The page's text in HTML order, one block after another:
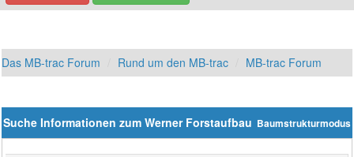
Das MB-trac Forum Rund um den MB-trac MB-trac Forum
Baumstrukturmodus
Suche Informationen zum Werner Forstaufbau